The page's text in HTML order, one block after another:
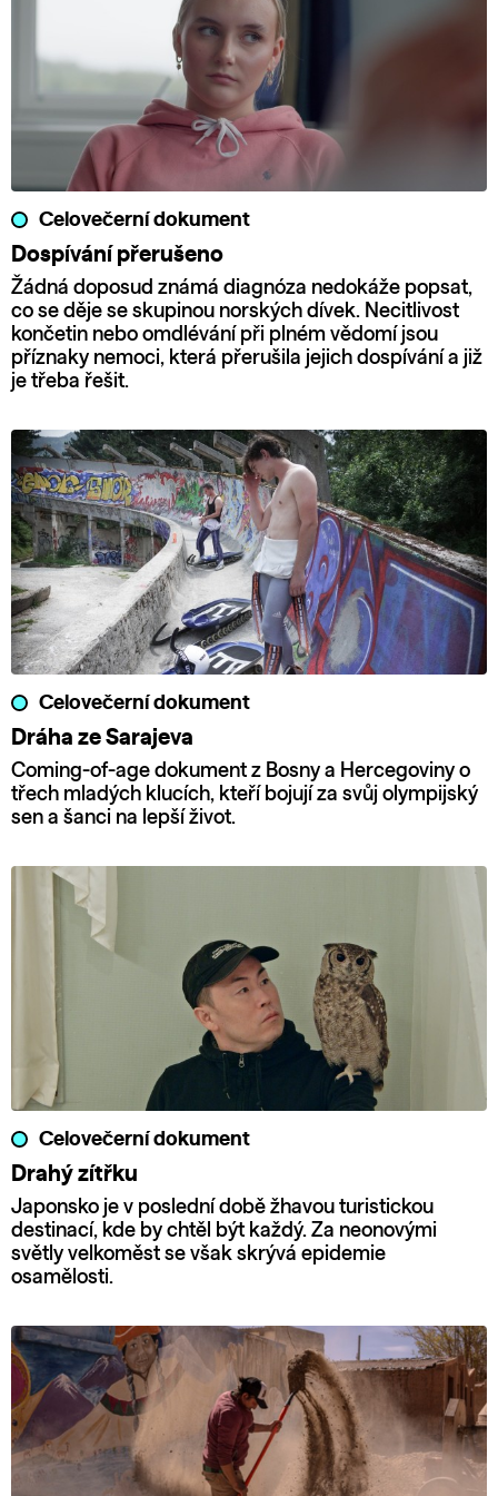
Celovečerní dokument
Dospívání přerušeno
Žádná doposud známá diagnóza nedokáže popsat,
co se děje se skupinou norských dívek. Necitlivost
končetin nebo omdlévání při plném vědomí jsou
příznaky nemoci, která přerušila jejich dospívání a již
je třeba řešit.
Celovečerní dokument
Dráha ze Sarajeva
Coming-of-age dokument z Bosny a Hercegoviny o
třech mladých klucích, kteří bojují za svůj olympijský
sen a šanci na lepší život.
Celovečerní dokument
Drahý zítřku
Japonsko je v poslední době žhavou turistickou
destinací, kde by chtěl být každý. Za neonovými
světly velkoměst se však skrývá epidemie
osamělosti.